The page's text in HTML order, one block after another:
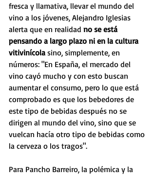
fresca y llamativa, llevar el mundo del
vino a los jóvenes, Alejandro Iglesias
alerta que en realidad no se está
pensando a largo plazo ni en la cultura
vitivinícola sino, simplemente, en
números: "En España, el mercado del
vino cayó mucho y con esto buscan
aumentar el consumo, pero lo que está
comprobado es que los bebedores de
este tipo de bebidas después no se
dirigen al mundo del vino, sino que se
vuelcan hacía otro tipo de bebidas como
la cerveza o los tragos".
Para Pancho Barreiro, la polémica y la